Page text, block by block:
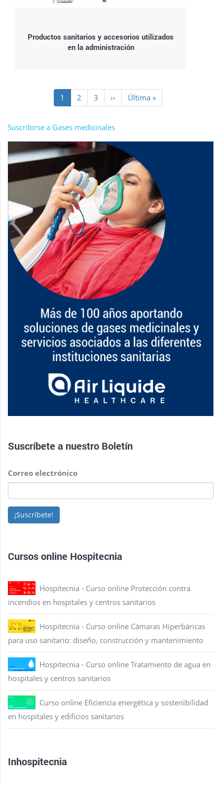
Productos sanitarios y accesorios utilizados
en la administración
Paginación Página
actual
1 Page
2 Page
3
Siguiente
página
››
Última
página
Última »
Suscribirse a Gases medicinales
Suscríbete a nuestro Boletín
Correo electrónico
¡Suscríbete!
Cursos online Hospitecnia
Hospitecnia - Curso online Protección contra
incendios en hospitales y centros sanitarios
Hospitecnia - Curso online Cámaras Hiperbáricas
para uso sanitario: diseño, construcción y mantenimiento
Hospitecnia - Curso online Tratamiento de agua en
hospitales y centros sanitarios
Curso online Eficiencia energética y sostenibilidad
en hospitales y edificios sanitarios
Inhospitecnia